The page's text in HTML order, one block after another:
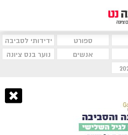
ספורט
ידידותי לסביבה
אנשים
נוער בנס ציונה